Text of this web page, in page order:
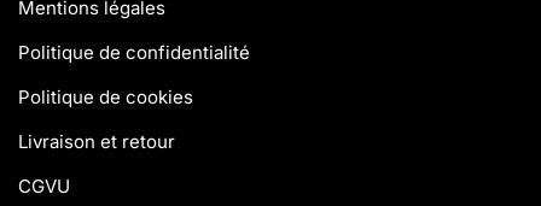
Mentions légales
Politique de confidentialité
Politique de cookies
Livraison et retour
CGVU